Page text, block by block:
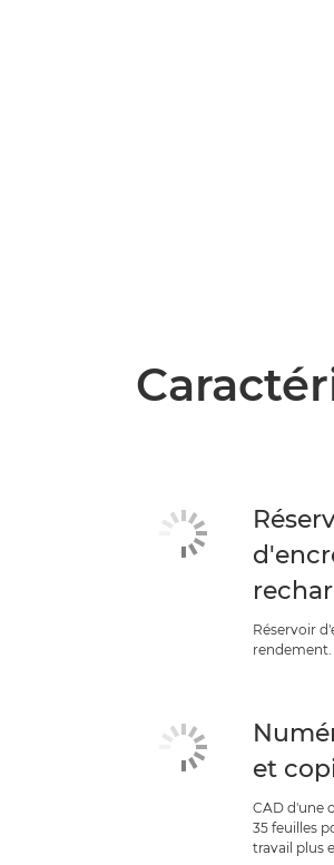
Réservoir
rendement.
et
CAD d'une
35 feuilles
travail plus